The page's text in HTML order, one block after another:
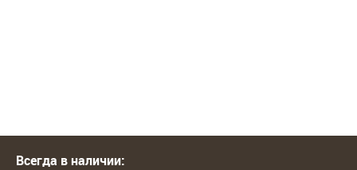
Всегда в наличии: